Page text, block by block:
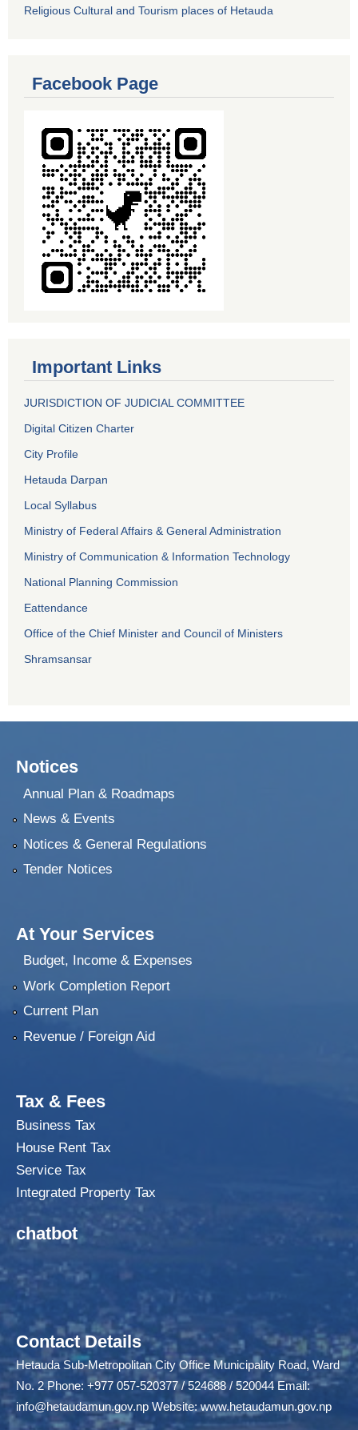
Religious Cultural and Tourism places of Hetauda
Facebook Page
Important Links
JURISDICTION OF JUDICIAL COMMITTEE
Digital Citizen Charter
City Profile
Hetauda Darpan
Local Syllabus
Ministry of Federal Affairs & General Administration
Ministry of Communication & Information Technology
National Planning Commission
Eattendance
Office of the Chief Minister and Council of Ministers
Shramsansar
Notices
Annual Plan & Roadmaps
News & Events
Notices & General Regulations
Tender Notices
At Your Services
Budget, Income & Expenses
Work Completion Report
Current Plan
Revenue / Foreign Aid
Tax & Fees
Business Tax
House Rent Tax
Service Tax
Integrated Property Tax
chatbot
Contact Details
Hetauda Sub-Metropolitan City Office Municipality Road, Ward
No. 2 Phone: +977 057-520377 / 524688 / 520044 Email:
info@hetaudamun.gov.np Website:www.hetaudamun.gov.np